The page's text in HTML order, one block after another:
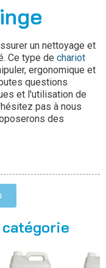
un nettoyage et
Ce type de chariot
ergonomique et
questions
et l'utilisation de
pas à nous
des